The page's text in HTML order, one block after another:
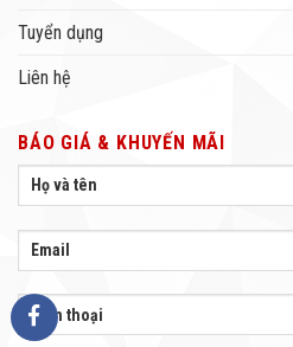
Tuyển dụng
Liên hệ
BÁO GIÁ & KHUYẾN MÃI